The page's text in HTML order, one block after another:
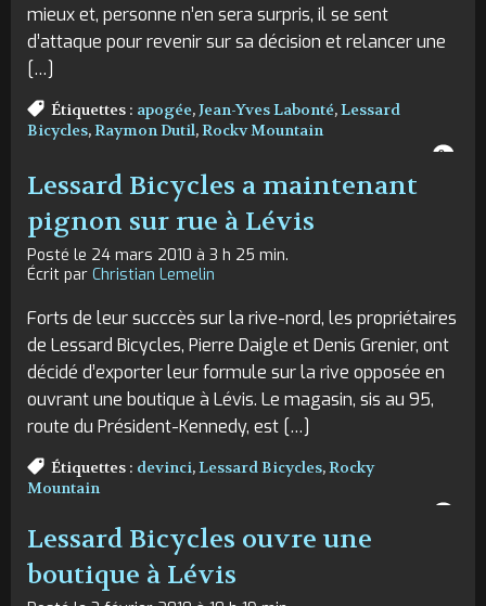
mieux et, personne n’en sera surpris, il se sent
d’attaque pour revenir sur sa décision et relancer une
[…]
Étiquettes : apogée,Jean-Yves Labonté,Lessard
Bicycles,Raymon Dutil,Rocky Mountain
0
Lessard Bicycles a maintenant
pignon sur rue à Lévis
Posté le 24 mars 2010 à 3 h 25 min.
Écrit par Christian Lemelin
Forts de leur succcès sur la rive-nord, les propriétaires
de Lessard Bicycles, Pierre Daigle et Denis Grenier, ont
décidé d’exporter leur formule sur la rive opposée en
ouvrant une boutique à Lévis. Le magasin, sis au 95,
route du Président-Kennedy, est […]
Étiquettes : devinci,Lessard Bicycles,Rocky
Mountain
Lessard Bicycles ouvre une
boutique à Lévis